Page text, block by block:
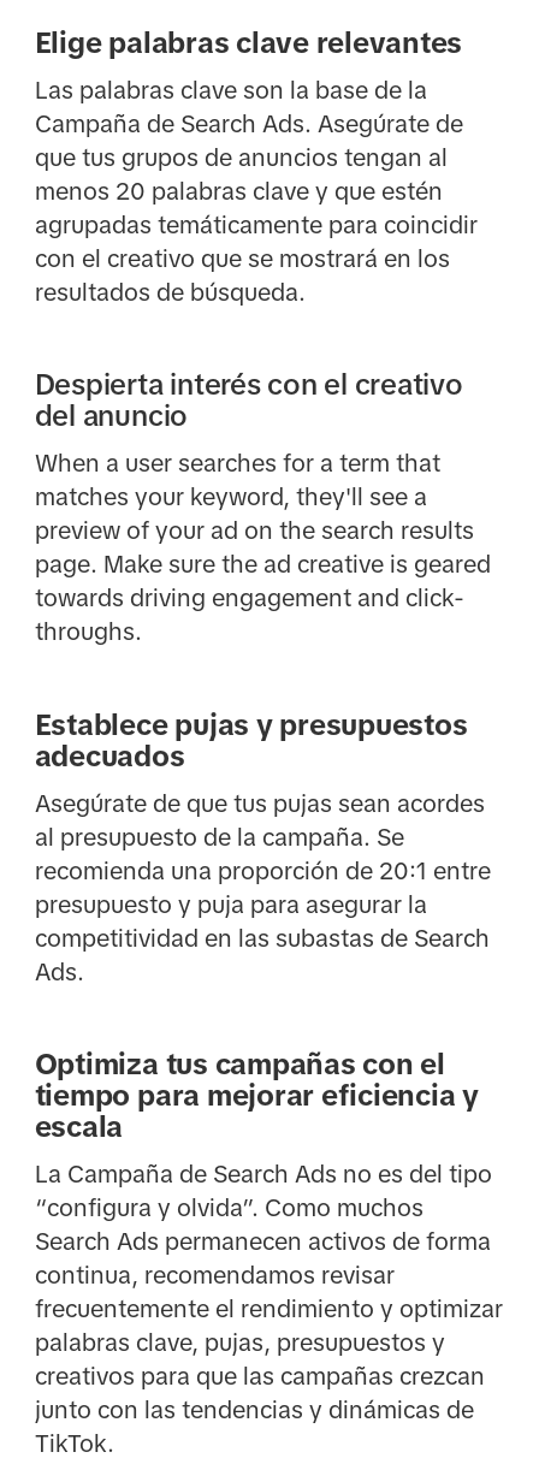
Elige palabras clave relevantes
Las palabras clave son la base de la
Campaña de Search Ads. Asegúrate de
que tus grupos de anuncios tengan al
menos 20 palabras clave y que estén
agrupadas temáticamente para coincidir
con el creativo que se mostrará en los
resultados de búsqueda.
Despierta interés con el creativo
del anuncio
When a user searches for a term that
matches your keyword, they'll see a
preview of your ad on the search results
page. Make sure the ad creative is geared
towards driving engagement and click-
throughs.
Establece pujas y presupuestos
adecuados
Asegúrate de que tus pujas sean acordes
al presupuesto de la campaña. Se
recomienda una proporción de 20:1 entre
presupuesto y puja para asegurar la
competitividad en las subastas de Search
Ads.
Optimiza tus campañas con el
tiempo para mejorar eficiencia y
escala
La Campaña de Search Ads no es del tipo
“configura y olvida”. Como muchos
Search Ads permanecen activos de forma
continua, recomendamos revisar
frecuentemente el rendimiento y optimizar
palabras clave, pujas, presupuestos y
creativos para que las campañas crezcan
junto con las tendencias y dinámicas de
TikTok.